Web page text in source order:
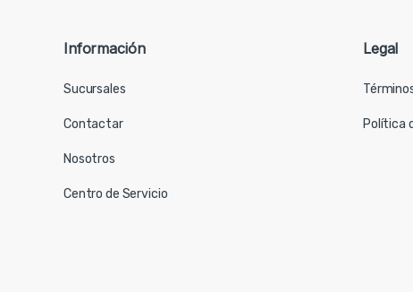
Información
Sucursales
Contactar
Nosotros
Centro de Servicio
Legal
Política